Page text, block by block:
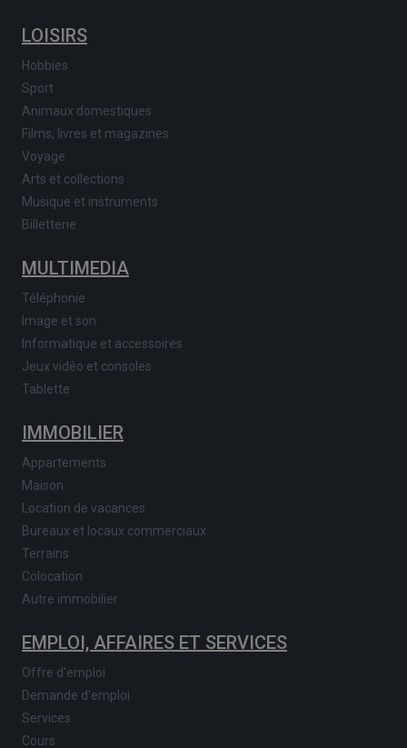
LOISIRS
Hobbies
Sport
Animaux domestiques
Films, livres et magazines
Voyage
Arts et collections
Musique et instruments
Billetterie
MULTIMEDIA
Téléphonie
Image et son
Informatique et accessoires
Jeux vidéo et consoles
Tablette
IMMOBILIER
Appartements
Maison
Location de vacances
Bureaux et locaux commerciaux
Terrains
Colocation
Autre immobilier
EMPLOI, AFFAIRES ET SERVICES
Offre d'emploi
Demande d'emploi
Services
Cours